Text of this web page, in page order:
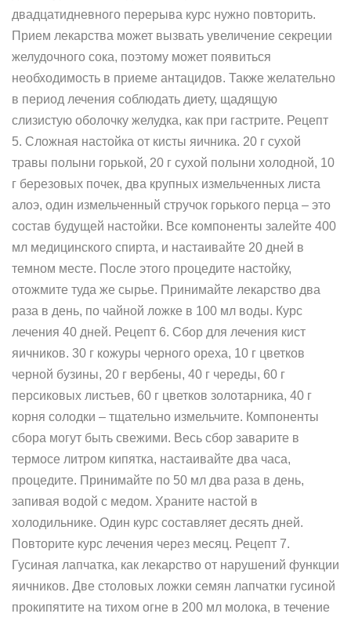
двадцатидневного перерыва курс нужно повторить.
Прием лекарства может вызвать увеличение секреции
желудочного сока, поэтому может появиться
необходимость в приеме антацидов. Также желательно
в период лечения соблюдать диету, щадящую
слизистую оболочку желудка, как при гастрите. Рецепт
5. Сложная настойка от кисты яичника. 20 г сухой
травы полыни горькой, 20 г сухой полыни холодной, 10
г березовых почек, два крупных измельченных листа
алоэ, один измельченный стручок горького перца – это
состав будущей настойки. Все компоненты залейте 400
мл медицинского спирта, и настаивайте 20 дней в
темном месте. После этого процедите настойку,
отожмите туда же сырье. Принимайте лекарство два
раза в день, по чайной ложке в 100 мл воды. Курс
лечения 40 дней. Рецепт 6. Сбор для лечения кист
яичников. 30 г кожуры черного ореха, 10 г цветков
черной бузины, 20 г вербены, 40 г череды, 60 г
персиковых листьев, 60 г цветков золотарника, 40 г
корня солодки – тщательно измельчите. Компоненты
сбора могут быть свежими. Весь сбор заварите в
термосе литром кипятка, настаивайте два часа,
процедите. Принимайте по 50 мл два раза в день,
запивая водой с медом. Храните настой в
холодильнике. Один курс составляет десять дней.
Повторите курс лечения через месяц. Рецепт 7.
Гусиная лапчатка, как лекарство от нарушений функции
яичников. Две столовых ложки семян лапчатки гусиной
прокипятите на тихом огне в 200 мл молока, в течение